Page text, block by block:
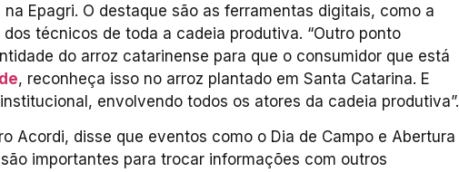
Epagri. O destaque são as ferramentas digitais, como a
técnicos de toda a cadeia produtiva. “Outro ponto
do arroz catarinense para que o consumidor que está
, reconheça isso no arroz plantado em Santa Catarina. E
envolvendo todos os atores da cadeia produtiva”.
Acordi, disse que eventos como o Dia de Campo e Abertura
importantes para trocar informações com outros